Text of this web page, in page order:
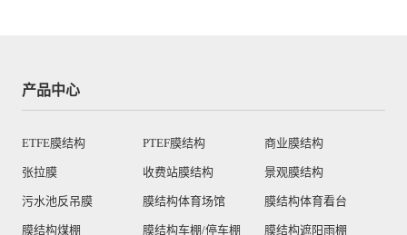
产品中心
ETFE膜结构 PTEF膜结构 商业膜结构
张拉膜 收费站膜结构 景观膜结构
污水池反吊膜 膜结构体育场馆 膜结构体育看台
膜结构煤棚 膜结构车棚/停车棚 膜结构遮阳雨棚